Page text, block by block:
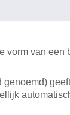
vorm van een